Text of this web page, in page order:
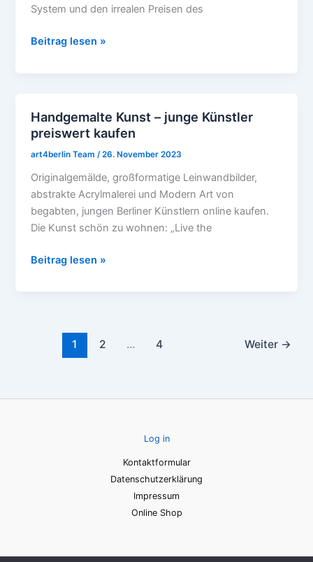
System und den irrealen Preisen des
Beitrag lesen »
Handgemalte Kunst – junge Künstler
preiswert kaufen
art4berlin Team/26. November 2023
Originalgemälde, großformatige Leinwandbilder,
abstrakte Acrylmalerei und Modern Art von
begabten, jungen Berliner Künstlern online kaufen.
Die Kunst schön zu wohnen: „Live the
Handgemalte
Kunst
–
Künstler
preiswert
kaufen
Beitrag lesen »
1 2 … 4 Weiter →
Log in
Kontaktformular
Datenschutzerklärung
Impressum
Online Shop